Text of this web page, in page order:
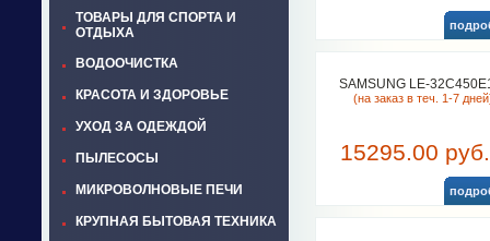
ТОВАРЫ ДЛЯ СПОРТА И
ОТДЫХА
ВОДООЧИСТКА
КРАСОТА И ЗДОРОВЬЕ
УХОД ЗА ОДЕЖДОЙ
ПЫЛЕСОСЫ
МИКРОВОЛНОВЫЕ ПЕЧИ
КРУПНАЯ БЫТОВАЯ ТЕХНИКА
SAMSUNG LE-
(на заказ в теч. 1-7
15295.00 руб.